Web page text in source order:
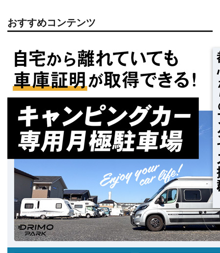
おすすめコンテンツ